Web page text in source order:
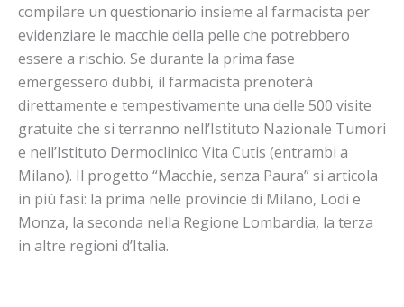
compilare un questionario insieme al farmacista per
evidenziare le macchie della pelle che potrebbero
essere a rischio. Se durante la prima fase
emergessero dubbi, il farmacista prenoterà
direttamente e tempestivamente una delle 500 visite
gratuite che si terranno nell’Istituto Nazionale Tumori
e nell’Istituto Dermoclinico Vita Cutis (entrambi a
Milano). Il progetto “Macchie, senza Paura” si articola
in più fasi: la prima nelle provincie di Milano, Lodi e
Monza, la seconda nella Regione Lombardia, la terza
in altre regioni d’Italia.